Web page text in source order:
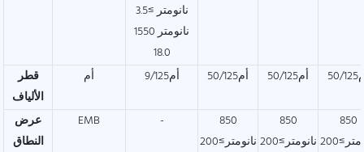
نانومتر ≥3.5
1550 نانومتر
18.0
قطر
الألياف
أم أم9/125 أم50/125 أم50/125
عرض
النطاق
EMB -
850
نانومتر≥200
850
نانومتر≥200
850